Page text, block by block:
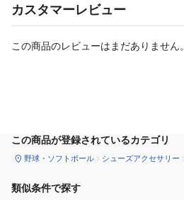
カスタマーレビュー
この商品のレビューはまだありません。
この商品が登録されているカテゴリ
野球・ソフトボール シューズアクセサリー
類似条件で探す